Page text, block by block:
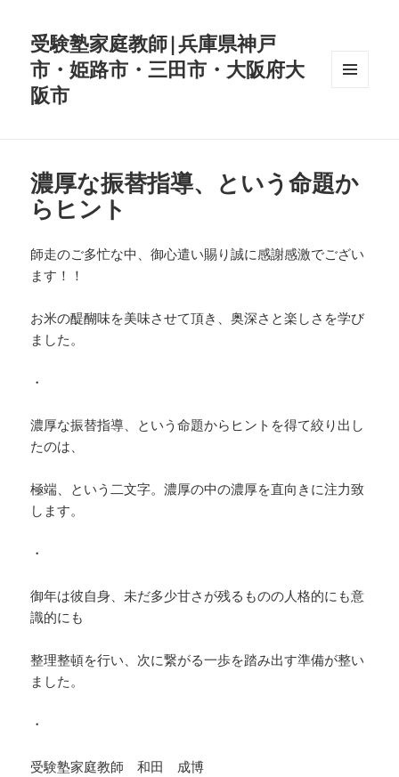
受験塾家庭教師|兵庫県神戸
市・姫路市・三田市・大阪府大
阪市
濃厚な振替指導、という命題か
らヒント
師走のご多忙な中、御心遣い賜り誠に感謝感激でござい
ます！！
お米の醍醐味を美味させて頂き、奥深さと楽しさを学び
ました。
・
濃厚な振替指導、という命題からヒントを得て絞り出し
たのは、
極端、という二文字。濃厚の中の濃厚を直向きに注力致
します。
・
御年は彼自身、未だ多少甘さが残るものの人格的にも意
識的にも
整理整頓を行い、次に繋がる一歩を踏み出す準備が整い
ました。
・
受験塾家庭教師 和田 成博